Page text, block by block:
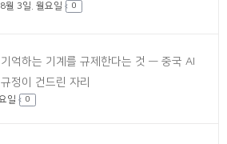
월 3일. 월요일 0
억하는 기계를 규제한다는 것 — 중국 AI
정이 건드린 자리
일 0